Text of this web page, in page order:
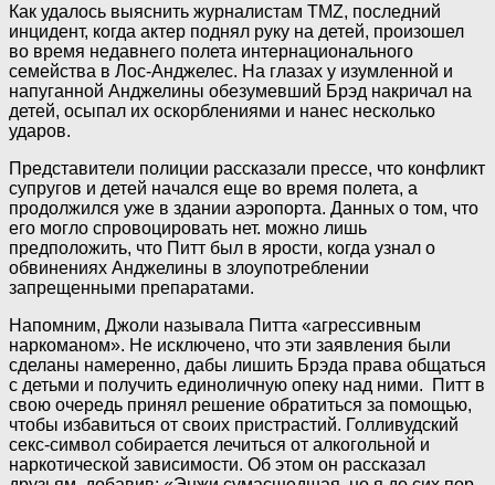
Как удалось выяснить журналистам TMZ, последний
инцидент, когда актер поднял руку на детей, произошел
во время недавнего полета интернационального
семейства в Лос-Анджелес. На глазах у изумленной и
напуганной Анджелины обезумевший Брэд накричал на
детей, осыпал их оскорблениями и нанес несколько
ударов.
Представители полиции рассказали прессе, что конфликт
супругов и детей начался еще во время полета, а
продолжился уже в здании аэропорта. Данных о том, что
его могло спровоцировать нет. можно лишь
предположить, что Питт был в ярости, когда узнал о
обвинениях Анджелины в злоупотреблении
запрещенными препаратами.
Напомним, Джоли называла Питта «агрессивным
наркоманом». Не исключено, что эти заявления были
сделаны намеренно, дабы лишить Брэда права общаться
с детьми и получить единоличную опеку над ними. Питт в
свою очередь принял решение обратиться за помощью,
чтобы избавиться от своих пристрастий. Голливудский
секс-символ собирается лечиться от алкогольной и
наркотической зависимости. Об этом он рассказал